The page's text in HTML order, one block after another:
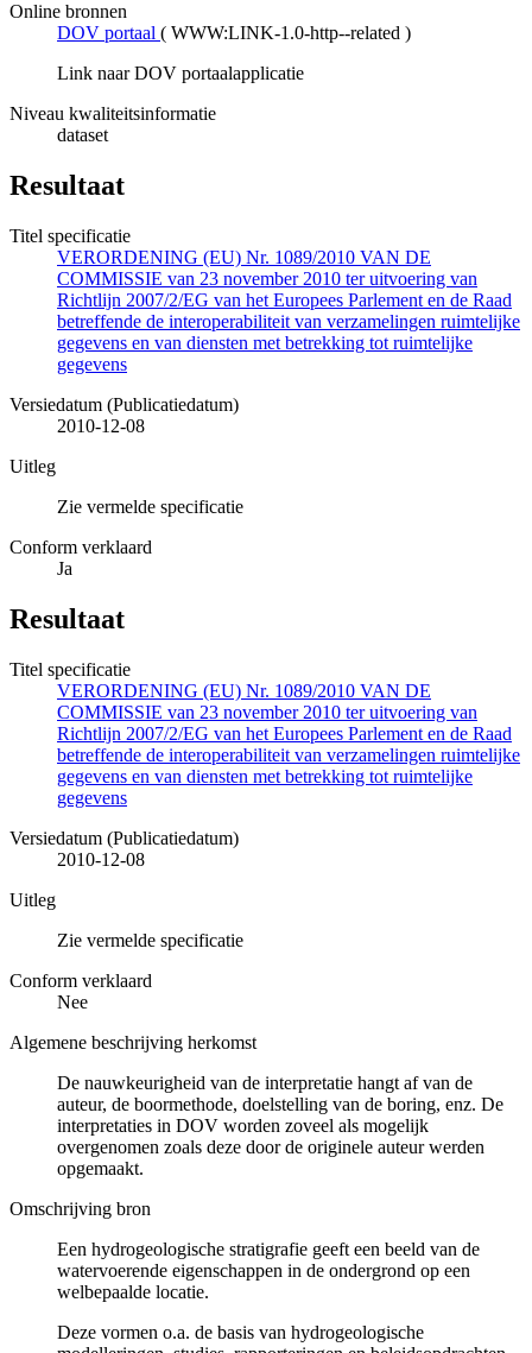
Online bronnen
DOV portaal ( WWW:LINK-1.0-http--related )
Link naar DOV portaalapplicatie
Niveau kwaliteitsinformatie
dataset
Resultaat
Titel specificatie
VERORDENING (EU) Nr. 1089/2010 VAN DE
COMMISSIE van 23 november 2010 ter uitvoering van
Richtlijn 2007/2/EG van het Europees Parlement en de Raad
betreffende de interoperabiliteit van verzamelingen ruimtelijke
gegevens en van diensten met betrekking tot ruimtelijke
gegevens
Versiedatum (Publicatiedatum)
2010-12-08
Uitleg
Zie vermelde specificatie
Conform verklaard
Ja
Resultaat
Titel specificatie
VERORDENING (EU) Nr. 1089/2010 VAN DE
COMMISSIE van 23 november 2010 ter uitvoering van
Richtlijn 2007/2/EG van het Europees Parlement en de Raad
betreffende de interoperabiliteit van verzamelingen ruimtelijke
gegevens en van diensten met betrekking tot ruimtelijke
gegevens
Versiedatum (Publicatiedatum)
2010-12-08
Uitleg
Zie vermelde specificatie
Conform verklaard
Nee
Algemene beschrijving herkomst
De nauwkeurigheid van de interpretatie hangt af van de
auteur, de boormethode, doelstelling van de boring, enz. De
interpretaties in DOV worden zoveel als mogelijk
overgenomen zoals deze door de originele auteur werden
opgemaakt.
Omschrijving bron
Een hydrogeologische stratigrafie geeft een beeld van de
watervoerende eigenschappen in de ondergrond op een
welbepaalde locatie.
Deze vormen o.a. de basis van hydrogeologische